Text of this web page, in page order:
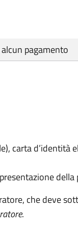
pagamento
carta d’identità
della
che deve
.